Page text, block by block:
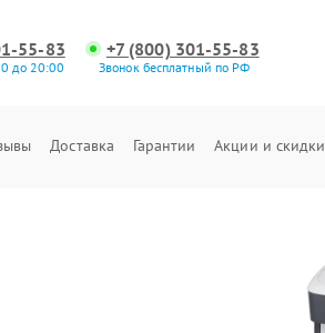
55-83
до 20:00
+7 (800) 301-55-83
Звонок бесплатный по РФ
Доставка Гарантии Акции и скидки